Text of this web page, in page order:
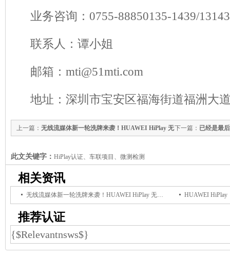
业务咨询：0755-88850135-1439/
联系人：谭小姐
邮箱：mti@51mti.com
地址：深圳市宝安区福海街道福洲大
下一篇： 已经是最
上一篇： 无线流媒体新一轮洗牌来袭！HUAWEI HiPlay 无
此文关键字： HiPlay认证、车联项目、微测检测
相关资讯
无线流媒体新一轮洗牌来袭！HUAWEI HiPlay 无损投播，音频硬件新增长风口正式开启
推荐认证
{$Relevantnsws$}